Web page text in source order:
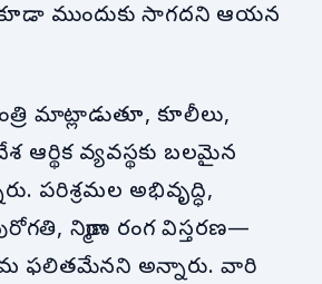
ముందుకు సాగదని ఆయన
మాట్లాడుతూ, కూలీలు,
ఆర్థిక వ్యవస్థకు బలమైన
పరిశ్రమల అభివృద్ధి,
నిర్మాణ రంగ విస్తరణ—
ఫలితమేనని అన్నారు. వారి